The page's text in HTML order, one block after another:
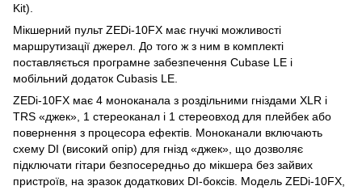
Kit).
Мікшерний пульт ZEDi-10FX має гнучкі можливості
маршрутизації джерел. До того ж з ним в комплекті
поставляється програмне забезпечення Cubase LE і
мобільний додаток Cubasis LE.
ZEDi-10FX має 4 моноканала з роздільними гніздами XLR і
TRS «джек», 1 стереоканал і 1 стереовход для плейбек або
повернення з процесора ефектів. Моноканали включають
схему DI (високий опір) для гнізд «джек», що дозволяє
підключати гітари безпосередньо до мікшера без зайвих
пристроїв, на зразок додаткових DI-боксів. Модель ZEDi-10FX,